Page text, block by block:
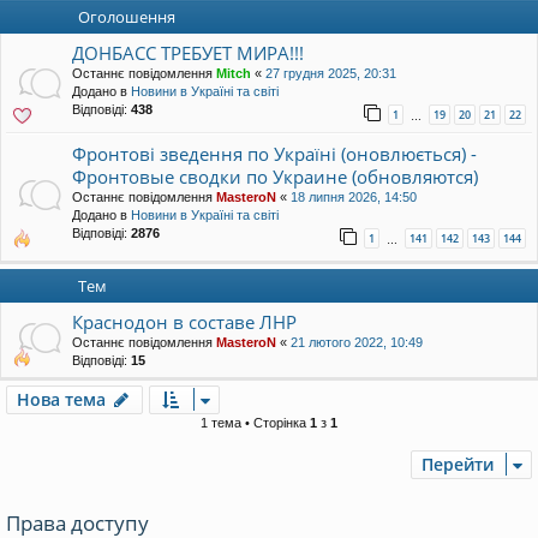
Оголошення
ДОНБАСС ТРЕБУЕТ МИРА!!!
Останнє повідомлення Mitch « 27 грудня 2025, 20:31
Додано в Новини в Україні та світі
Відповіді: 438 1 … 19 20 21 22
Фронтові зведення по Україні (оновлюється) -
Фронтовые сводки по Украине (обновляются)
Останнє повідомлення MasteroN « 18 липня 2026, 14:50
Додано в Новини в Україні та світі
Відповіді: 2876 1 … 141 142 143 144
Тем
Краснодон в составе ЛНР
Останнє повідомлення MasteroN « 21 лютого 2022, 10:49
Відповіді: 15
Нова тема
1 тема • Сторінка 1 з 1
Перейти
Права доступу